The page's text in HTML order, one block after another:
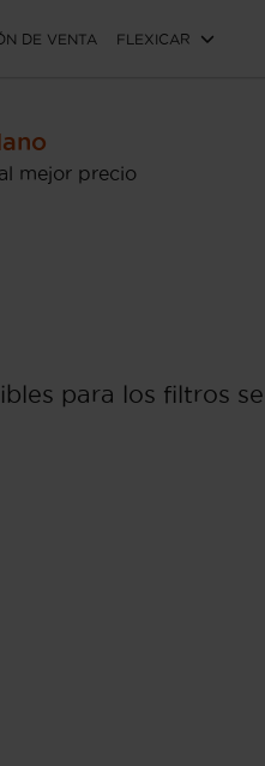
DE VENTA FLEXICAR
mejor precio
para los filtros